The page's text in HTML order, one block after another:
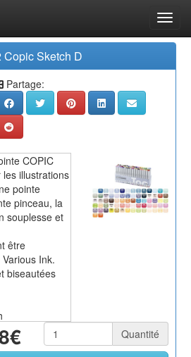
Copic Sketch D
Partage:
COPIC
les illustrations
pointe
pinceau, la
souplesse et
être
Ink.
biseautées
Quantité